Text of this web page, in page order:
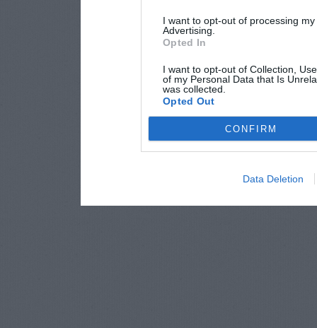
I want to opt-out of processing
Advertising.
Opted In
I want to opt-out of Collection,
of my Personal Data that Is
was collected.
Opted Out
CONFIRM
Data Deletion